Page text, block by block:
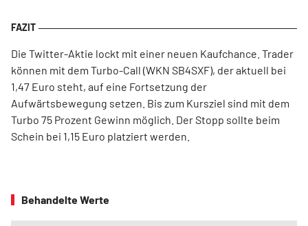
Die Twitter-Aktie lockt mit einer neuen Kaufchance. Trader
können mit dem Turbo-Call (WKN SB4SXF), der aktuell bei
1,47 Euro steht, auf eine Fortsetzung der
Aufwärtsbewegung setzen. Bis zum Kursziel sind mit dem
Turbo 75 Prozent Gewinn möglich. Der Stopp sollte beim
Schein bei 1,15 Euro platziert werden.
Behandelte Werte